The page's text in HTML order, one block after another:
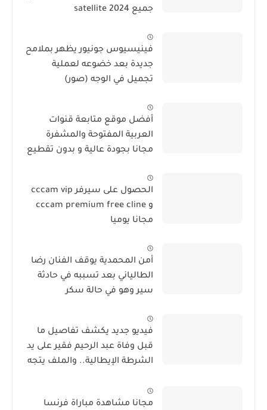
جميع satellite 2024
فينيسيوس جونيور يظهر بملامح
جديدة بعد خضوعه لعملية
تجميل في الوجه (صور)
أفضل موقع متابعة قنوات
العربية المفتوحة والمشفرة
مجانا بجودة عالية و بدون تقطيع
الحصول على سيرفر cccam vip
و cccam premium free cline
مجانا يوميا
أمن المحمدية يوقف الفنان رضا
الطالياني بعد تسببه في حادثة
سير وهو في حالة سكر
فيديو جديد يكشف تفاصيل ما
قبل وفاة عبد الرحيم فقير على يد
الشرطة الإيطالية.. والملف يتجه
مجانا مشاهدة مباراة فرنسا